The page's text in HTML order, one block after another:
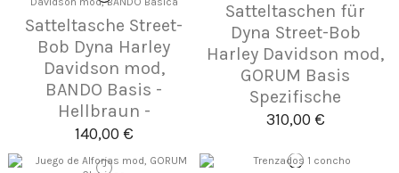
Satteltasche Street-
Bob Dyna Harley
Davidson mod,
BANDO Basis -
Hellbraun -
140,00 €
Satteltaschen für
Dyna Street-Bob
Harley Davidson mod,
GORUM Basis
Spezifische
310,00 €